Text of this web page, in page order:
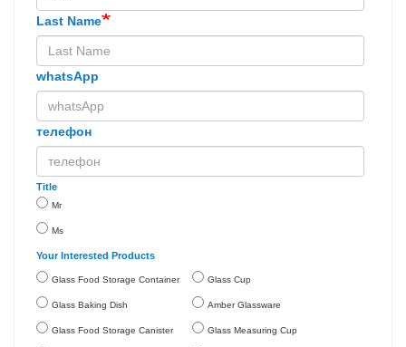
Last Name
whatsApp
телефон
Title
Mr
Ms
Your Interested Products
Glass Food Storage Container
Glass Baking Dish
Glass Food Storage Canister
Glass Cup
Amber Glassware
Glass Measuring Cup